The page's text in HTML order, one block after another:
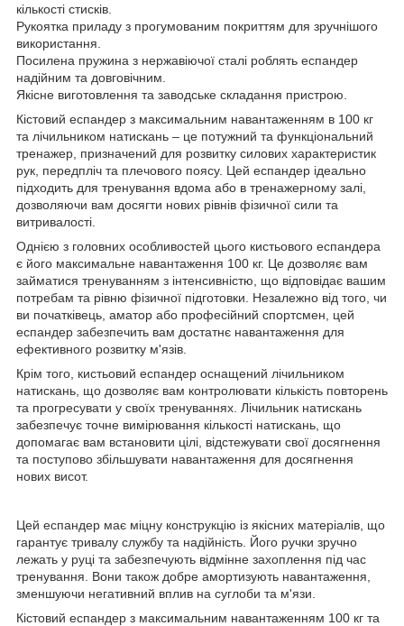
кількості стисків.
Рукоятка приладу з прогумованим покриттям для зручнішого
використання.
Посилена пружина з нержавіючої сталі роблять еспандер
надійним та довговічним.
Якісне виготовлення та заводське складання пристрою.
Кістовий еспандер з максимальним навантаженням в 100 кг
та лічильником натискань – це потужний та функціональний
тренажер, призначений для розвитку силових характеристик
рук, передпліч та плечового поясу. Цей еспандер ідеально
підходить для тренування вдома або в тренажерному залі,
дозволяючи вам досягти нових рівнів фізичної сили та
витривалості.
Однією з головних особливостей цього кистьового еспандера
є його максимальне навантаження 100 кг. Це дозволяє вам
займатися тренуванням з інтенсивністю, що відповідає вашим
потребам та рівню фізичної підготовки. Незалежно від того, чи
ви початківець, аматор або професійний спортсмен, цей
еспандер забезпечить вам достатнє навантаження для
ефективного розвитку м'язів.
Крім того, кистьовий еспандер оснащений лічильником
натискань, що дозволяє вам контролювати кількість повторень
та прогресувати у своїх тренуваннях. Лічильник натискань
забезпечує точне вимірювання кількості натискань, що
допомагає вам встановити цілі, відстежувати свої досягнення
та поступово збільшувати навантаження для досягнення
нових висот.
Цей еспандер має міцну конструкцію із якісних матеріалів, що
гарантує тривалу службу та надійність. Його ручки зручно
лежать у руці та забезпечують відмінне захоплення під час
тренування. Вони також добре амортизують навантаження,
зменшуючи негативний вплив на суглоби та м'язи.
Кістовий еспандер з максимальним навантаженням 100 кг та